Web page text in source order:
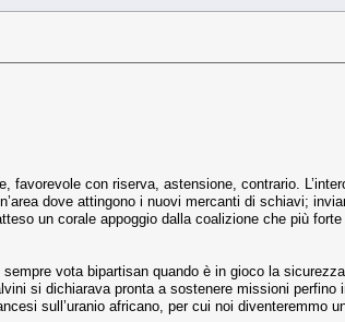
con riserva, astensione, contrario.
dove attingono i nuovi mercanti di schiavi;
un corale appoggio dalla coalizione che più
vota bipartisan quando è in gioco la
si dichiarava pronta a sostenere missioni
sull’uranio africano, per cui noi diventeremmo